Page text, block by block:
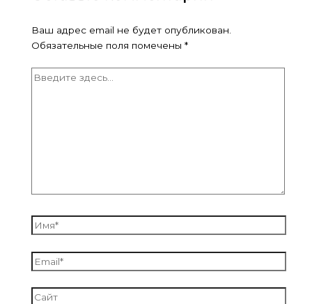
Ваш адрес email не будет опубликован.
Обязательные поля помечены *
Введите
Имя*
Email*
Сайт